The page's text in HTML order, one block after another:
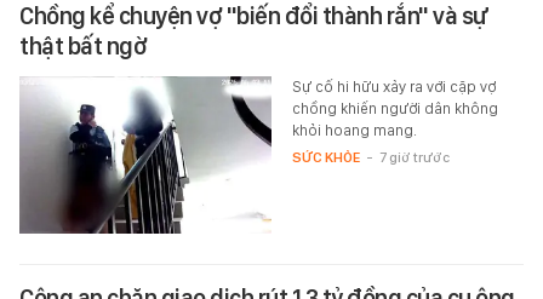
Chồng kể chuyện vợ "biến đổi thành rắn" và sự
thật bất ngờ
Sự cố hi hữu xảy ra với cặp vợ
chồng khiến người dân không
khỏi hoang mang.
SỨC KHỎE - 7 giờ trước